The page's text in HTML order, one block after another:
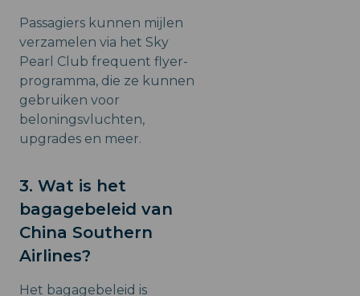
Passagiers kunnen mijlen
verzamelen via het Sky
Pearl Club frequent flyer-
programma, die ze kunnen
gebruiken voor
beloningsvluchten,
upgrades en meer.
3. Wat is het
bagagebeleid van
China Southern
Airlines?
Het bagagebeleid is